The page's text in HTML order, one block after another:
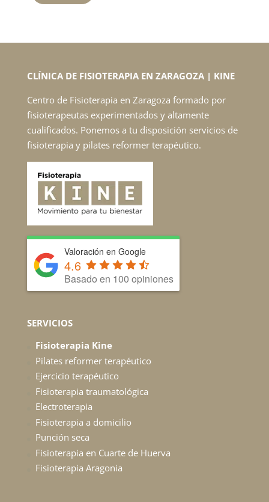
CLÍNICA DE FISIOTERAPIA EN ZARAGOZA | KINE
Centro de Fisioterapia en Zaragoza formado por
fisioterapeutas experimentados y altamente
cualificados. Ponemos a tu disposición servicios de
fisioterapia y pilates reformer terapéutico.
Valoración en Google
4.6
Basado en 100 opiniones
SERVICIOS
Fisioterapia Kine
Pilates reformer terapéutico
Ejercicio terapéutico
Fisioterapia traumatológica
Electroterapia
Fisioterapia a domicilio
Punción seca
Fisioterapia en Cuarte de Huerva
Fisioterapia Aragonia